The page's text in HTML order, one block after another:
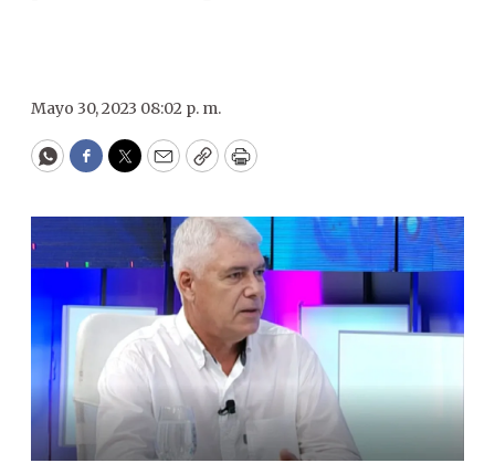
Mayo 30, 2023 08:02 p. m.
WhatsApp
Facebook
Twitter
EmailCopyPrint